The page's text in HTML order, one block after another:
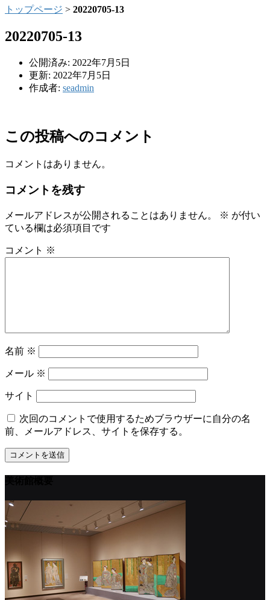
トップページ > 20220705-13
20220705-13
公開済み: 2022年7月5日
更新: 2022年7月5日
作成者: seadmin
この投稿へのコメント
コメントはありません。
コメントを残す
メールアドレスが公開されることはありません。 ※ が付い
ている欄は必須項目です
コメント ※
名前 ※
メール ※
サイト
次回のコメントで使用するためブラウザーに自分の名
前、メールアドレス、サイトを保存する。